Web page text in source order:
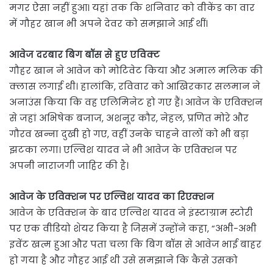
मगर ऐसा नहीं हुआ। यहां तक कि शनिवार को वीकेंड का वार
में गौहर खान भी अपने देवर को समझाने आई थीं।
आवेज दरबार बिग बॉस से हुए एविक्ट
गौहर खान ने आवेज को मोटिवेट किया और अमाल मलिक की
क्लास लगाई थी। हालांकि, रविवार को आखिरकार सलमान ने
अनाउंस किया कि वह एलिमिनेट हो गए हैं। आवेज के एविक्शन
से जहां अभिषेक बजाज, अशनूर कौर, नेहल, प्रणित मोरे और
गौरव खन्ना दुखी हो गए, वहीं उनके चाहने वालों को भी बड़ा
झटका लगा। एल्विश यादव ने भी आवेज के एविक्शन पर
अपनी नाराजगी जाहिर की है।
आवेज के एविक्शन पर एल्विश यादव का रिएक्शन
आवेज के एविक्शन के बाद एल्विश यादव ने इंस्टाग्राम स्टोरी
पर एक वीडियो शेयर किया है जिसमें उन्होंने कहा, “अभी-अभी
इवेंट खत्म हुआ और पता चला कि बिग बॉस से आवेज भाई बाहर
हो गया है और गौहर आई थी उसे समझाने कि कैसे उसको